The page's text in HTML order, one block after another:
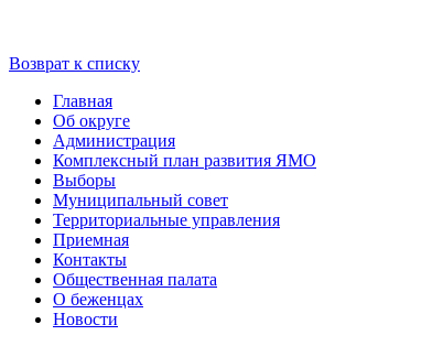
Возврат к списку
Главная
Об округе
Администрация
Комплексный план развития ЯМО
Выборы
Муниципальный совет
Территориальные управления
Приемная
Контакты
Общественная палата
О беженцах
Новости